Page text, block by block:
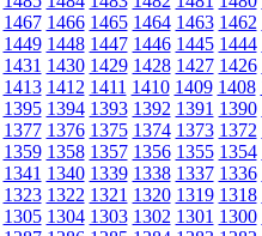
1467 1466 1465 1464 1463 1462
1449 1448 1447 1446 1445 1444
1431 1430 1429 1428 1427 1426
1413 1412 1411 1410 1409 1408
1395 1394 1393 1392 1391 1390
1377 1376 1375 1374 1373 1372
1359 1358 1357 1356 1355 1354
1341 1340 1339 1338 1337 1336
1323 1322 1321 1320 1319 1318
1305 1304 1303 1302 1301 1300